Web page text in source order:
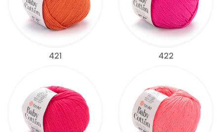
421 422